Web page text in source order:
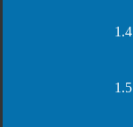
1.4
1.5